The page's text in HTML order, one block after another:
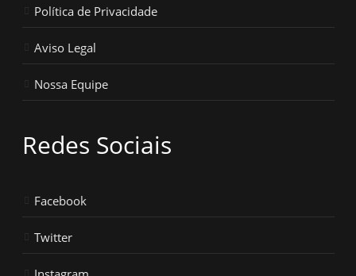
Política de Privacidade
Aviso Legal
Nossa Equipe
Redes Sociais
Facebook
Twitter